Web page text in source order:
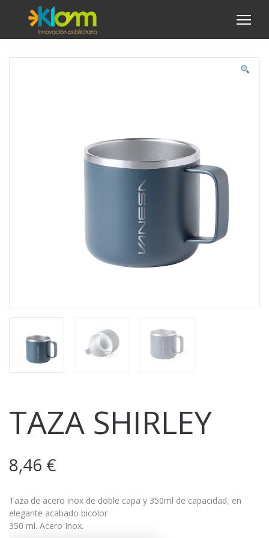
TAZA SHIRLEY
8,46 €
Taza de acero inox de doble capa y 350ml de capacidad, en
elegante acabado bicolor
350 ml. Acero Inox.